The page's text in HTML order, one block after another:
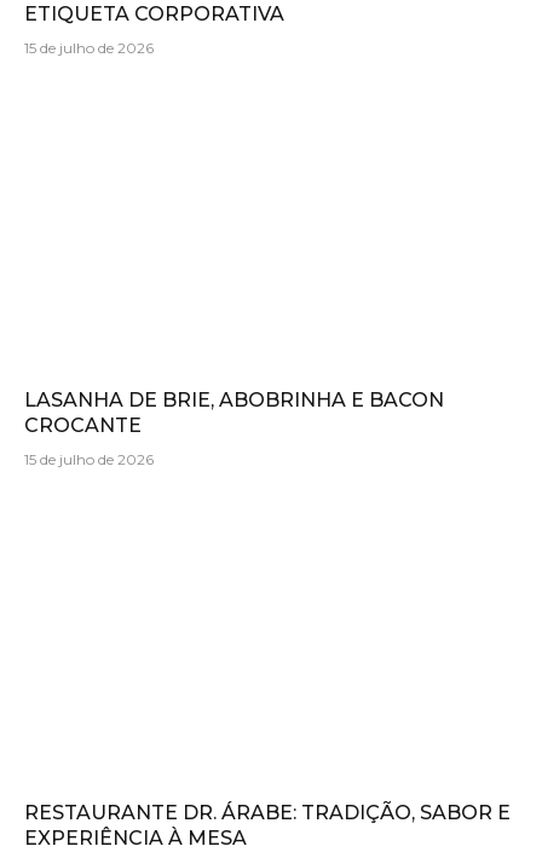
ETIQUETA CORPORATIVA
15 de julho de 2026
LASANHA DE BRIE, ABOBRINHA E BACON
CROCANTE
15 de julho de 2026
RESTAURANTE DR. ÁRABE: TRADIÇÃO, SABOR E
EXPERIÊNCIA À MESA